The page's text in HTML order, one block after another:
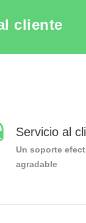
cliente
Servicio al
Un soporte
agradable